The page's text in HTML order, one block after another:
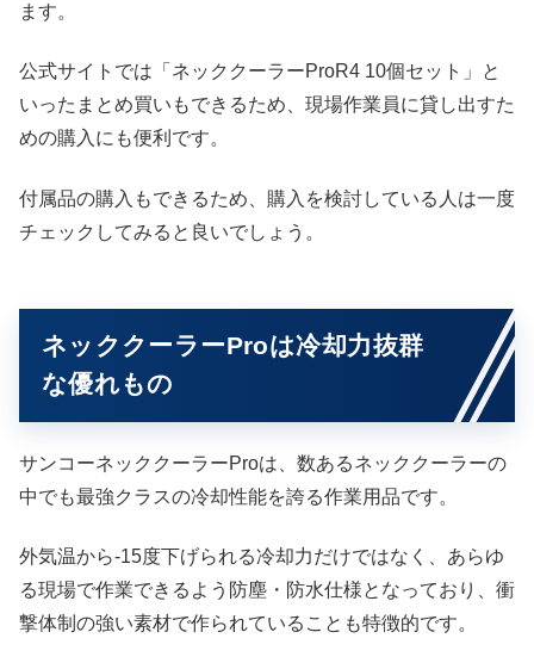
ます。
公式サイトでは「ネッククーラーProR4 10個セット」と
いったまとめ買いもできるため、現場作業員に貸し出すた
めの購入にも便利です。
付属品の購入もできるため、購入を検討している人は一度
チェックしてみると良いでしょう。
ネッククーラーProは冷却力抜群
な優れもの
サンコーネッククーラーProは、数あるネッククーラーの
中でも最強クラスの冷却性能を誇る作業用品です。
外気温から-15度下げられる冷却力だけではなく、あらゆ
る現場で作業できるよう防塵・防水仕様となっており、衝
撃体制の強い素材で作られていることも特徴的です。